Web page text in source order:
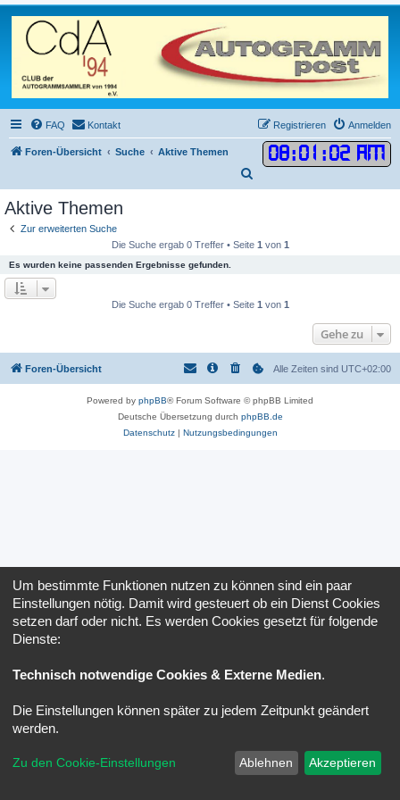
FAQ Kontakt Anmelden
Registrieren
Foren-Übersicht Suche Aktive Themen 08:01 :02 AM
Aktive Themen
Zur erweiterten Suche
Die Suche ergab 0 Treffer • Seite 1 von 1
Es wurden keine passenden Ergebnisse gefunden.
Die Suche ergab 0 Treffer • Seite 1 von 1
Gehe zu
Foren-Übersicht Alle Zeiten sind UTC+02:00
Powered by phpBB® Forum Software © phpBB Limited
Deutsche Übersetzung durch phpBB.de
Datenschutz| Nutzungsbedingungen
Um bestimmte Funktionen nutzen zu können sind ein paar
Einstellungen nötig. Damit wird gesteuert ob ein Dienst Cookies
setzen darf oder nicht. Es werden Cookies gesetzt für folgende
Dienste:
Technisch notwendige Cookies & Externe Medien.
Die Einstellungen können später zu jedem Zeitpunkt geändert
werden.
Zu den Cookie-Einstellungen Ablehnen Akzeptieren